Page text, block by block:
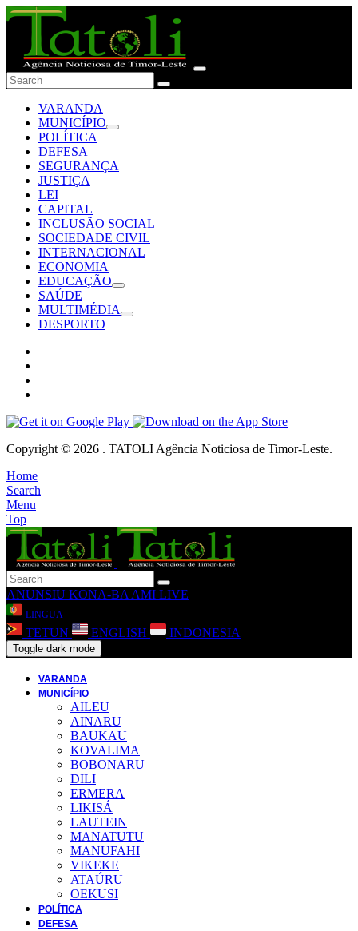
VARANDA
MUNICÍPIO
POLÍTICA
DEFESA
SEGURANÇA
JUSTIÇA
LEI
CAPITAL
INCLUSÃO SOCIAL
SOCIEDADE CIVIL
INTERNACIONAL
ECONOMIA
EDUCAÇÃO
SAÚDE
MULTIMÉDIA
DESPORTO
Copyright © 2026 . TATOLI Agência Noticiosa de Timor-Leste.
Home
Search
Menu
Top
ANUNSIU KONA-BA AMI LIVE
LINGUA
TETUN ENGLISH INDONESIA
Toggle dark mode
VARANDA
MUNICÍPIO
AILEU
AINARU
BAUKAU
KOVALIMA
BOBONARU
DILI
ERMERA
LIKISÁ
LAUTEIN
MANATUTU
MANUFAHI
VIKEKE
ATAÚRU
OEKUSI
POLÍTICA
DEFESA